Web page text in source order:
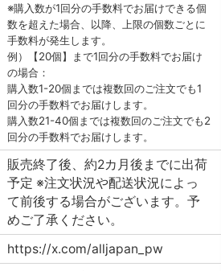
※購入数が1回分の手数料でお届けできる個
数を超えた場合、以降、上限の個数ごとに
手数料が発生します。
例）【20個】まで1回分の手数料でお届け
の場合：
購入数1-20個までは複数回のご注文でも1
回分の手数料でお届けします。
購入数21-40個までは複数回のご注文でも2
回分の手数料でお届けします。
販売終了後、約2カ月後までに出荷
予定 ※注文状況や配送状況によっ
て前後する場合がございます。予
めご了承ください。
https://x.com/alljapan_pw